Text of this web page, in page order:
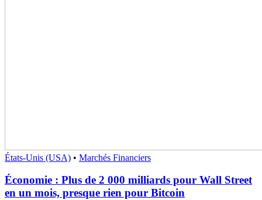
États-Unis (USA) • Marchés Financiers
Économie : Plus de 2 000 milliards pour Wall Street
en un mois, presque rien pour Bitcoin